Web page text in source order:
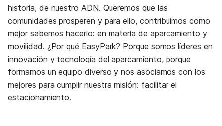
historia, de nuestro ADN. Queremos que las
comunidades prosperen y para ello, contribuimos como
mejor sabemos hacerlo: en materia de aparcamiento y
movilidad. ¿Por qué EasyPark? Porque somos líderes en
innovación y tecnología del aparcamiento, porque
formamos un equipo diverso y nos asociamos con los
mejores para cumplir nuestra misión: facilitar el
estacionamiento.